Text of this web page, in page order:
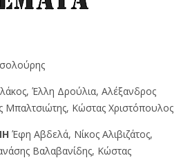
Έλλη Δρούλια, Αλέξανδρος
Κώστας Χριστόπουλος
Έφη Αβδελά, Νίκος Αλιβιζάτος,
Βαλαβανίδης, Κώστας